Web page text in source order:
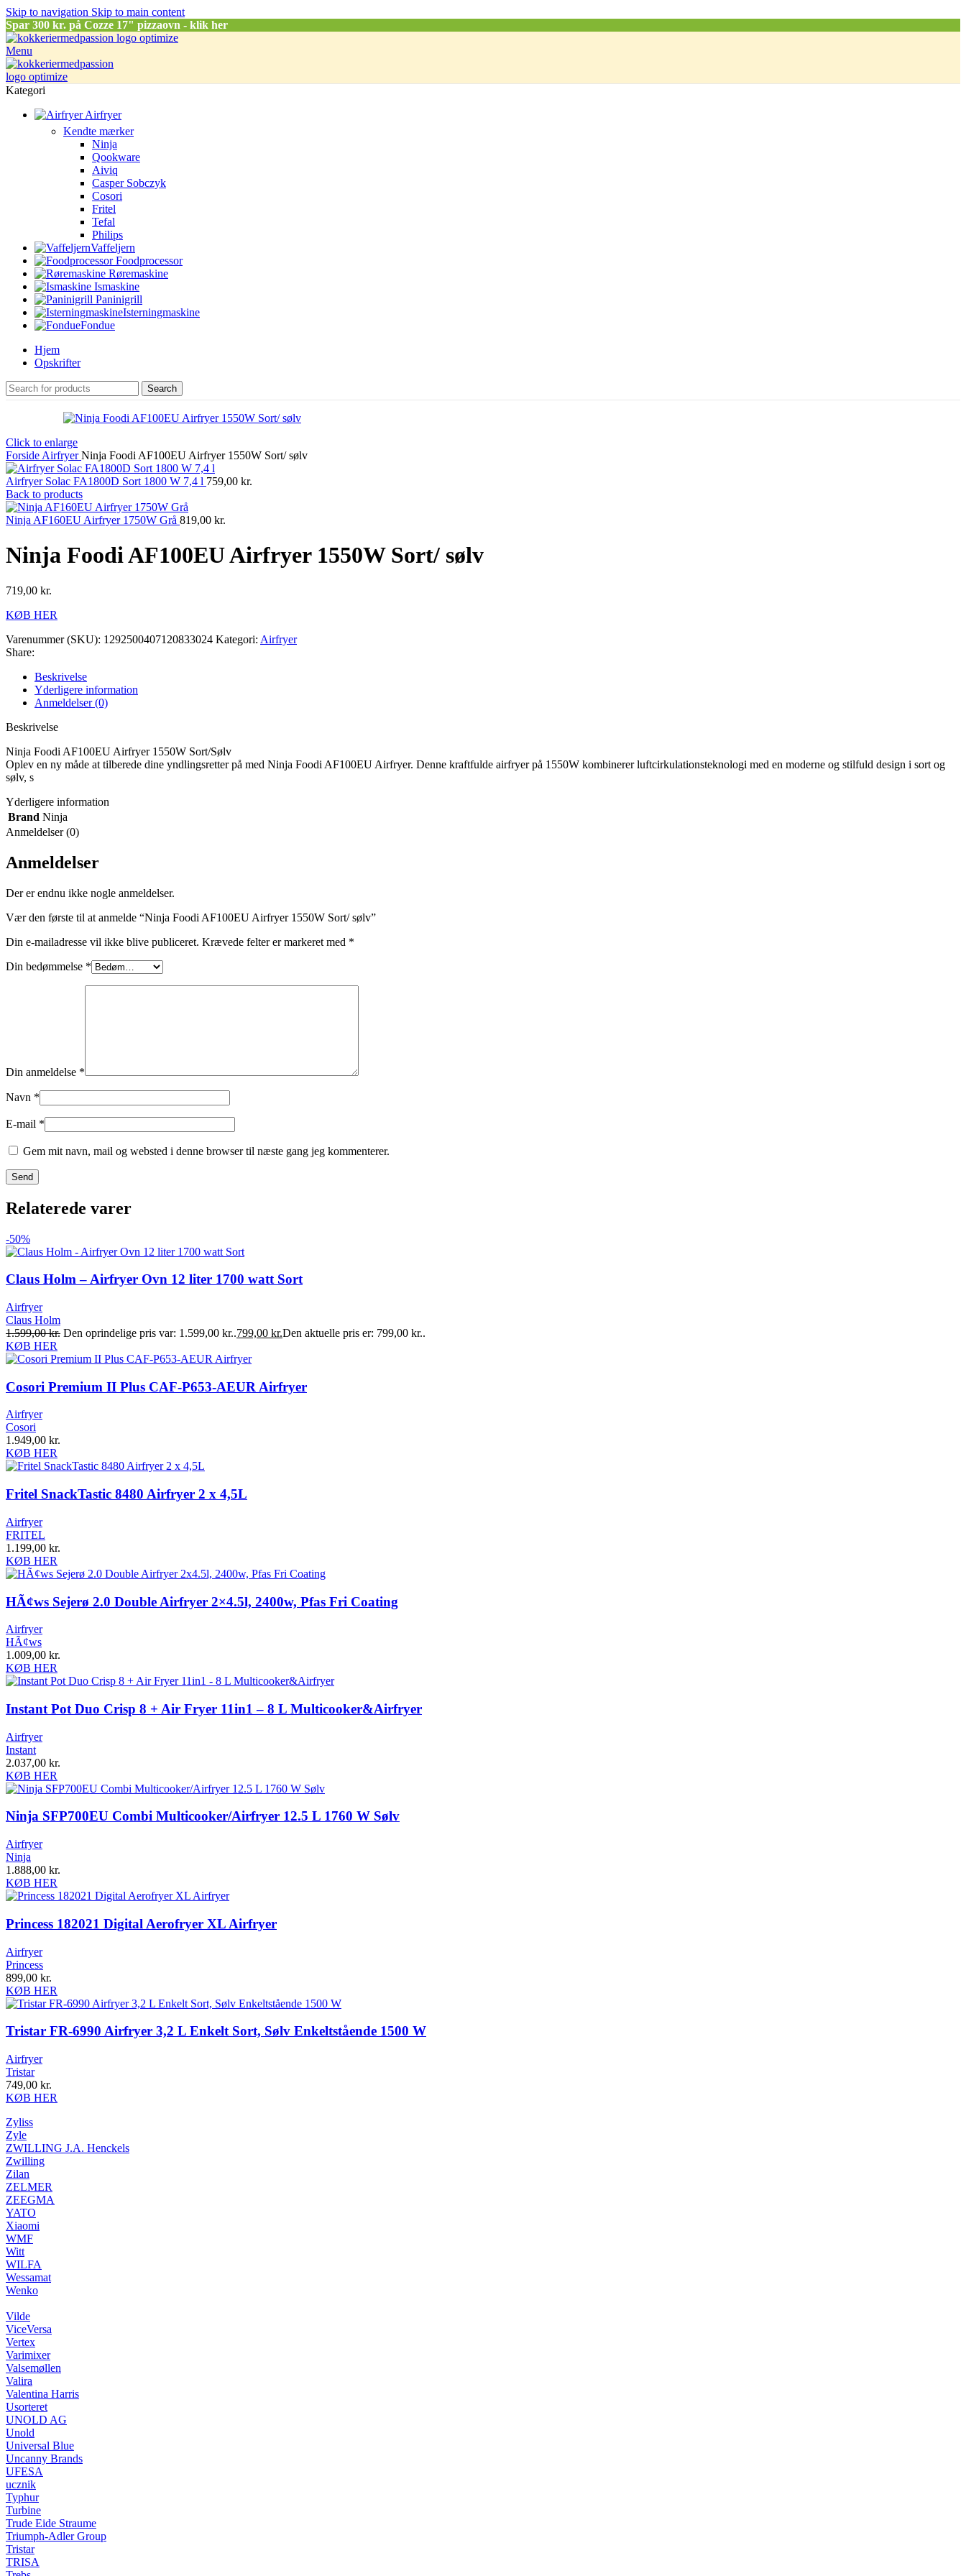
Skip to navigation Skip to main content
Spar 300 kr. på Cozze 17" pizzaovn - klik her
Menu
Kategori
Airfryer
Kendte mærker
Ninja
Qookware
Aiviq
Casper Sobczyk
Cosori
Fritel
Tefal
Philips
Vaffeljern
Foodprocessor
Røremaskine
Ismaskine
Paninigrill
Isterningmaskine
Fondue
Hjem
Opskrifter
Search
Click to enlarge
Forside AirfryerNinja Foodi AF100EU Airfryer 1550W Sort/ sølv
Airfryer Solac FA1800D Sort 1800 W 7,4 l 759,00 kr.
Back to products
Ninja AF160EU Airfryer 1750W Grå 819,00 kr.
Ninja Foodi AF100EU Airfryer 1550W Sort/ sølv
719,00 kr.
KØB HER
Varenummer (SKU): 1292500407120833024 Kategori: Airfryer
Share:
Beskrivelse
Yderligere information
Anmeldelser (0)
Beskrivelse
Ninja Foodi AF100EU Airfryer 1550W Sort/Sølv
Oplev en ny måde at tilberede dine yndlingsretter på med Ninja Foodi AF100EU Airfryer. Denne kraftfulde airfryer på 1550W kombinerer luftcirkulationsteknologi med en moderne og stilfuld design i sort og
sølv, s
Yderligere information
Brand Ninja
Anmeldelser (0)
Anmeldelser
Der er endnu ikke nogle anmeldelser.
Vær den første til at anmelde “Ninja Foodi AF100EU Airfryer 1550W Sort/ sølv”
Din e-mailadresse vil ikke blive publiceret. Krævede felter er markeret med *
Din bedømmelse *
Din anmeldelse *
Navn *
E-mail *
Gem mit navn, mail og websted i denne browser til næste gang jeg kommenterer.
Relaterede varer
-50%
Claus Holm – Airfryer Ovn 12 liter 1700 watt Sort
Airfryer
Claus Holm
1.599,00kr. Den oprindelige pris var: 1.599,00 kr..799,00 kr.Den aktuelle pris er: 799,00 kr..
KØB HER
Cosori Premium II Plus CAF-P653-AEUR Airfryer
Airfryer
Cosori
1.949,00 kr.
KØB HER
Fritel SnackTastic 8480 Airfryer 2 x 4,5L
Airfryer
FRITEL
1.199,00 kr.
KØB HER
HÃ¢ws Sejerø 2.0 Double Airfryer 2×4.5l, 2400w, Pfas Fri Coating
Airfryer
HÃ¢ws
1.009,00 kr.
KØB HER
Instant Pot Duo Crisp 8 + Air Fryer 11in1 – 8 L Multicooker&Airfryer
Airfryer
Instant
2.037,00 kr.
KØB HER
Ninja SFP700EU Combi Multicooker/Airfryer 12.5 L 1760 W Sølv
Airfryer
Ninja
1.888,00 kr.
KØB HER
Princess 182021 Digital Aerofryer XL Airfryer
Airfryer
Princess
899,00 kr.
KØB HER
Tristar FR-6990 Airfryer 3,2 L Enkelt Sort, Sølv Enkeltstående 1500 W
Airfryer
Tristar
749,00 kr.
KØB HER
Zyliss
Zyle
ZWILLING J.A. Henckels
Zwilling
Zilan
ZELMER
ZEEGMA
YATO
Xiaomi
WMF
Witt
WILFA
Wessamat
Wenko
Vilde
ViceVersa
Vertex
Varimixer
Valsemøllen
Valira
Valentina Harris
Usorteret
UNOLD AG
Unold
Universal Blue
Uncanny Brands
UFESA
ucznik
Typhur
Turbine
Trude Eide Straume
Triumph-Adler Group
Tristar
TRISA